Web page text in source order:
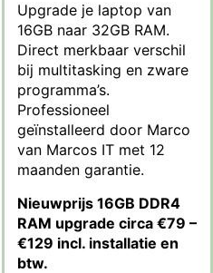
Upgrade je laptop van
16GB naar 32GB RAM.
Direct merkbaar verschil
bij multitasking en zware
programma’s.
Professioneel
geïnstalleerd door Marco
van Marcos IT met 12
maanden garantie.
Nieuwprijs 16GB DDR4
RAM upgrade circa €79 –
€129 incl. installatie en
btw.